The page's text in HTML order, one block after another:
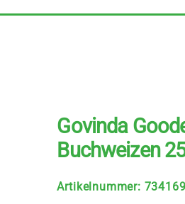
Govinda
Buchweizen
Artikelnummer: